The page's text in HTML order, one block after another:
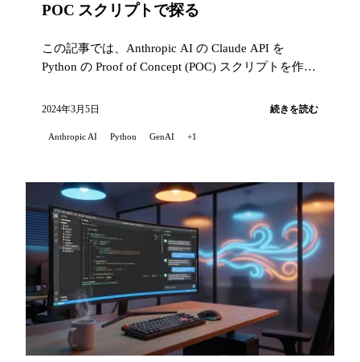
POC スクリプトで探る
この記事では、Anthropic AI の Claude API を
Python の Proof of Concept (POC) スクリプトを作成
能を明らかにし、AI をアプリケーションやワーク
2024年3月5日 続きを読む
Anthropic AI Python GenAI +1